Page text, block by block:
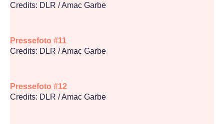
Credits: DLR / Amac Garbe
Pressefoto #11
Credits: DLR / Amac Garbe
Pressefoto #12
Credits: DLR / Amac Garbe